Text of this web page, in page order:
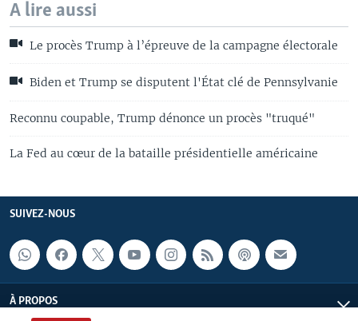
A lire aussi
Le procès Trump à l’épreuve de la campagne électorale
Biden et Trump se disputent l'État clé de Pennsylvanie
Reconnu coupable, Trump dénonce un procès "truqué"
La Fed au cœur de la bataille présidentielle américaine
SUIVEZ-NOUS
À PROPOS